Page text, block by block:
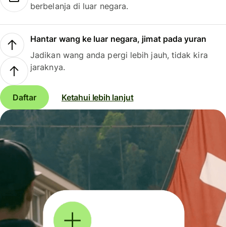
berbelanja di luar negara.
Hantar wang ke luar negara, jimat pada yuran
Jadikan wang anda pergi lebih jauh, tidak kira
jaraknya.
Daftar Ketahui lebih lanjut